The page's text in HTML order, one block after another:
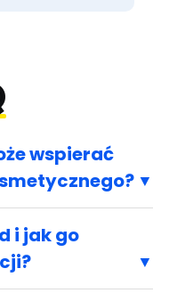
wspierać
i jak go